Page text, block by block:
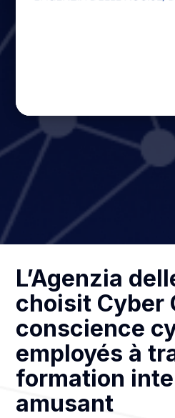
L’Agenzia
choisit Cyber
conscience
employés à
formation
amusant